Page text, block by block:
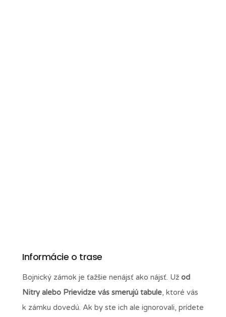
Informácie o trase
Bojnický zámok je ťažšie nenájsť ako nájsť. Už od
Nitry alebo Prievidze vás smerujú tabule, ktoré vás
k zámku dovedú. Ak by ste ich ale ignorovali, prídete